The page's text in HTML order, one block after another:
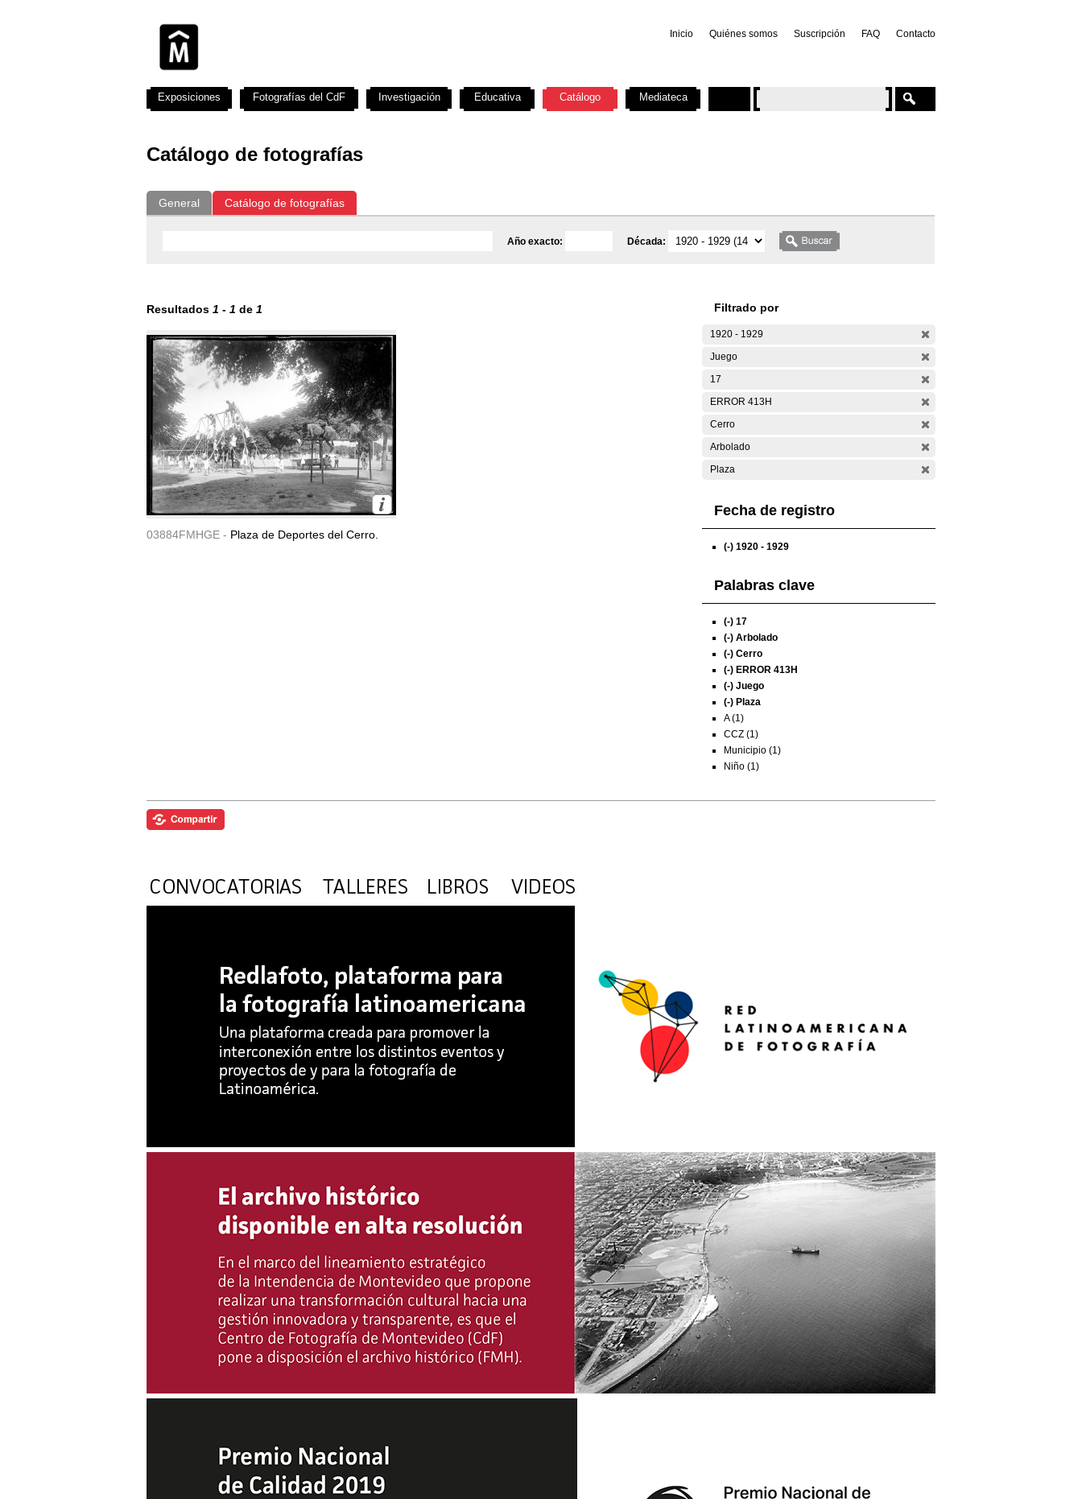
Inicio Quiénes somos Suscripción FAQ Contacto
Catálogo de fotografías
General Catálogo de fotografías
Año exacto: Década:
Resultados 1 - 1 de 1
03884FMHGE - Plaza de Deportes del Cerro.
Filtrado por
1920 - 1929
Juego
17
ERROR 413H
Cerro
Arbolado
Plaza
Fecha de registro
(-) 1920 - 1929
Palabras clave
(-) 17
(-) Arbolado
(-) Cerro
(-) ERROR 413H
(-) Juego
(-) Plaza
A (1)
CCZ (1)
Municipio (1)
Niño (1)
Exposiciones Fotografías del CdF Investigación Educativa Catálogo Mediateca